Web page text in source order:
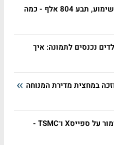
פוטר אחרי 29 שנה בלי שימוע, תבע 804 אלף - כמה
נכנסים לתמונה: איך
קת׳י ווד מגדילה את ההימור על ספייסX ו־TSMC -